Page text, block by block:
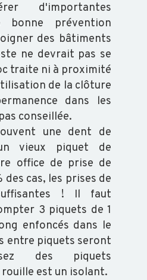
d'importantes
bonne prévention
des bâtiments
ne devrait pas se
traite ni à proximité
de la clôture
dans les
conseillée.
une dent de
vieux piquet de
office de prise de
cas, les prises de
! Il faut
3 piquets de 1
enfoncés dans le
entre piquets seront
des piquets
est un isolant.